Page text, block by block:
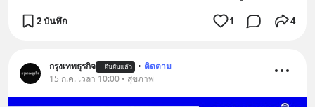
2 บันทึก 1 4
กรุงเทพธุรกิจ ยืนยันแล้ว • ติดตาม
15 ก.ค. เวลา 10:00 • สุขภาพ